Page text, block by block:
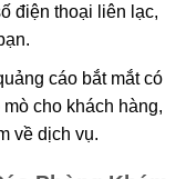
điện thoại liên lạc,
cáo bắt mắt có
cho khách hàng,
về dịch vụ.